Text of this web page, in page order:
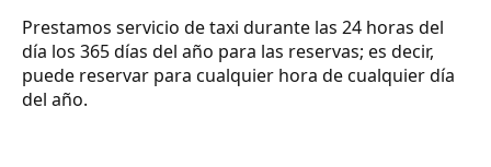
Prestamos servicio de taxi durante las 24 horas del
día los 365 días del año para las reservas; es decir,
puede reservar para cualquier hora de cualquier día
del año.